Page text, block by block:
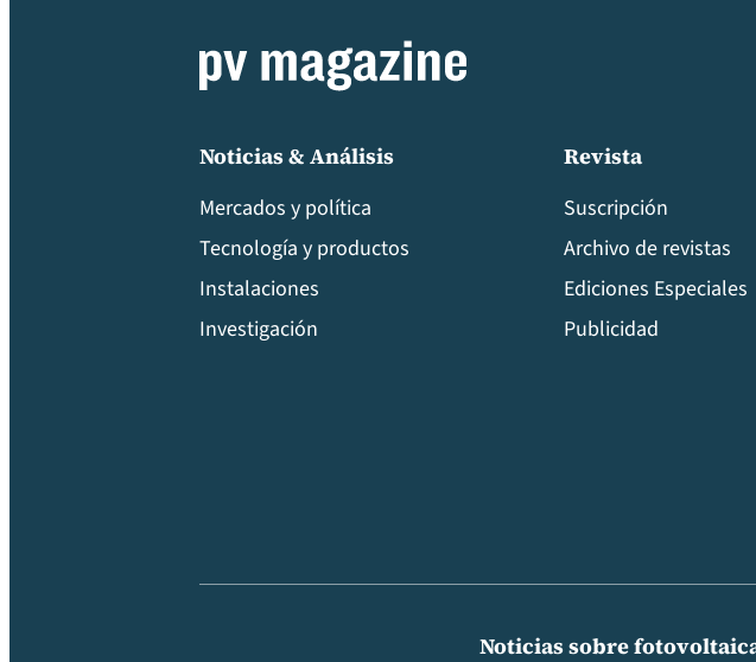
Noticias & Análisis
Mercados y política
Tecnología y productos
Instalaciones
Investigación
Revista
Suscripción
Archivo de revistas
Ediciones Especiales
Publicidad
Noticias sobre